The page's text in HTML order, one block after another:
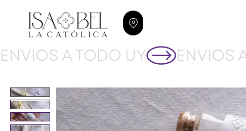
ENVIOS A TODO UY